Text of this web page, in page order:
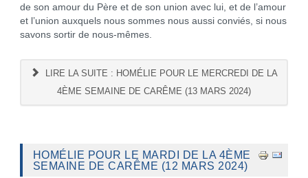
de son amour du Père et de son union avec lui, et de l’amour
et l’union auxquels nous sommes nous aussi conviés, si nous
savons sortir de nous-mêmes.
LIRE LA SUITE : HOMÉLIE POUR LE MERCREDI DE LA
4ÈME SEMAINE DE CARÊME (13 MARS 2024)
HOMÉLIE POUR LE MARDI DE LA 4ÈME
SEMAINE DE CARÊME (12 MARS 2024)